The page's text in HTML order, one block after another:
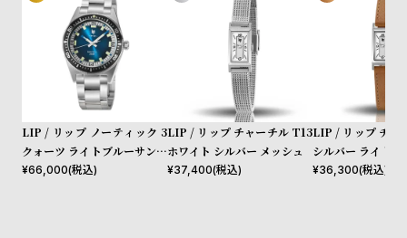
質
問
わ
せ
LIP / リップ ノーティック 3
クォーツ ライトブルーサンレ
イ シルバー メタル
¥66,000(税込)
LIP / リップ チャーチル T13
ホワイト シルバー メッシュ
¥37,400(税込)
LIP / リップ チャ
シルバー ライト
ー
¥36,300(税込)